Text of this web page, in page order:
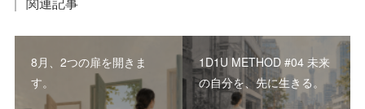
8月、2つの扉を開きま
す。
1D1U METHOD #04 未来
の自分を、先に生きる。